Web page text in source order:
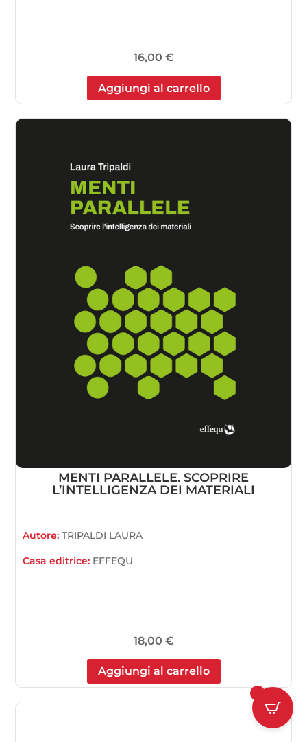
16,00 €
Aggiungi al carrello
MENTI PARALLELE. SCOPRIRE
L’INTELLIGENZA DEI MATERIALI
Autore:TRIPALDI LAURA
Casa editrice: EFFEQU
18,00 €
Aggiungi al carrello